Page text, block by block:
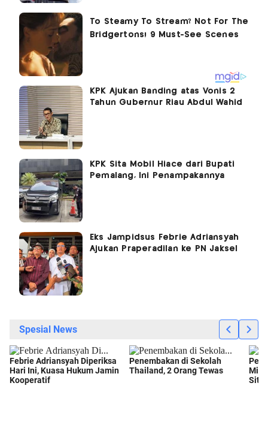
KPK Ajukan Banding atas Vonis 2
Tahun Gubernur Riau Abdul Wahid
KPK Sita Mobil Hiace dari Bupati
Pemalang, Ini Penampakannya
Eks Jampidsus Febrie Adriansyah
Ajukan Praperadilan ke PN Jaksel